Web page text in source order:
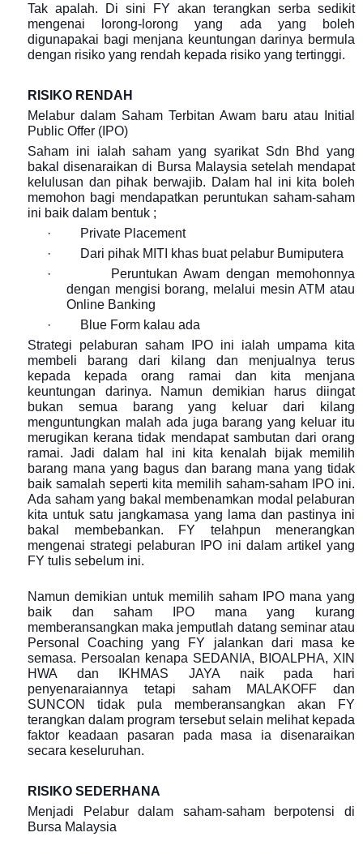
Tak apalah. Di sini FY akan terangkan serba sedikit
mengenai lorong-lorong yang ada yang boleh
digunapakai bagi menjana keuntungan darinya bermula
dengan risiko yang rendah kepada risiko yang tertinggi.
RISIKO RENDAH
Melabur dalam Saham Terbitan Awam baru atau Initial
Public Offer (IPO)
Saham ini ialah saham yang syarikat Sdn Bhd yang
bakal disenaraikan di Bursa Malaysia setelah mendapat
kelulusan dan pihak berwajib. Dalam hal ini kita boleh
memohon bagi mendapatkan peruntukan saham-saham
ini baik dalam bentuk ;
·
Private Placement
·
Dari pihak MITI khas buat pelabur Bumiputera
·
Peruntukan Awam dengan memohonnya
dengan mengisi borang, melalui mesin ATM atau
Online Banking
·
Blue Form kalau ada
Strategi pelaburan saham IPO ini ialah umpama kita
membeli barang dari kilang dan menjualnya terus
kepada kepada orang ramai dan kita menjana
keuntungan darinya. Namun demikian harus diingat
bukan semua barang yang keluar dari kilang
menguntungkan malah ada juga barang yang keluar itu
merugikan kerana tidak mendapat sambutan dari orang
ramai. Jadi dalam hal ini kita kenalah bijak memilih
barang mana yang bagus dan barang mana yang tidak
baik samalah seperti kita memilih saham-saham IPO ini.
Ada saham yang bakal membenamkan modal pelaburan
kita untuk satu jangkamasa yang lama dan pastinya ini
bakal membebankan. FY telahpun menerangkan
mengenai strategi pelaburan IPO ini dalam artikel yang
FY tulis sebelum ini.
Namun demikian untuk memilih saham IPO mana yang
baik dan saham IPO mana yang kurang
memberansangkan maka jemputlah datang seminar atau
Personal Coaching yang FY jalankan dari masa ke
semasa. Persoalan kenapa SEDANIA, BIOALPHA, XIN
HWA dan IKHMAS JAYA naik pada hari
penyenaraiannya tetapi saham MALAKOFF dan
SUNCON tidak pula memberansangkan akan FY
terangkan dalam program tersebut selain melihat kepada
faktor keadaan pasaran pada masa ia disenaraikan
secara keseluruhan.
RISIKO SEDERHANA
Menjadi Pelabur dalam saham-saham berpotensi di
Bursa Malaysia